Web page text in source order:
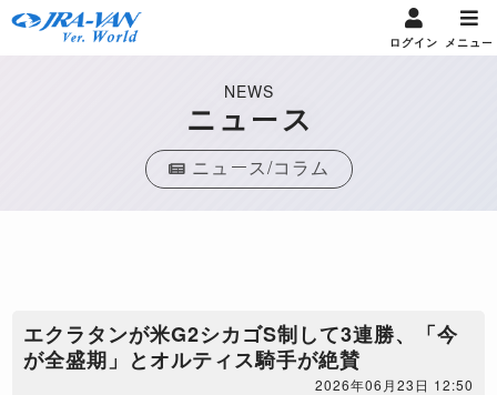
ログイン メニュー
NEWS
ニュース
ニュース/コラム
エクラタンが米G2シカゴS制して3連勝、「今
が全盛期」とオルティス騎手が絶賛
2026年06月23日 12:50